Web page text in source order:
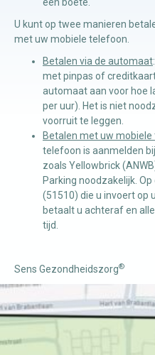
Craniosacraal
therapie
Fysiotherapie
U kunt op twee manieren
met uw mobiele telefoon.
Betalen via de automaat
met pinpas of
automaat aan voor hoe
per uur). Het is niet
voorruit te leggen.
Betalen met uw
telefoon is aanmelden
zoals Yellowbrick
Parking noodzakelijk.
(51510) die u invoert op
betaalt u achteraf en
tijd.
Sens Gezondheidszorg®